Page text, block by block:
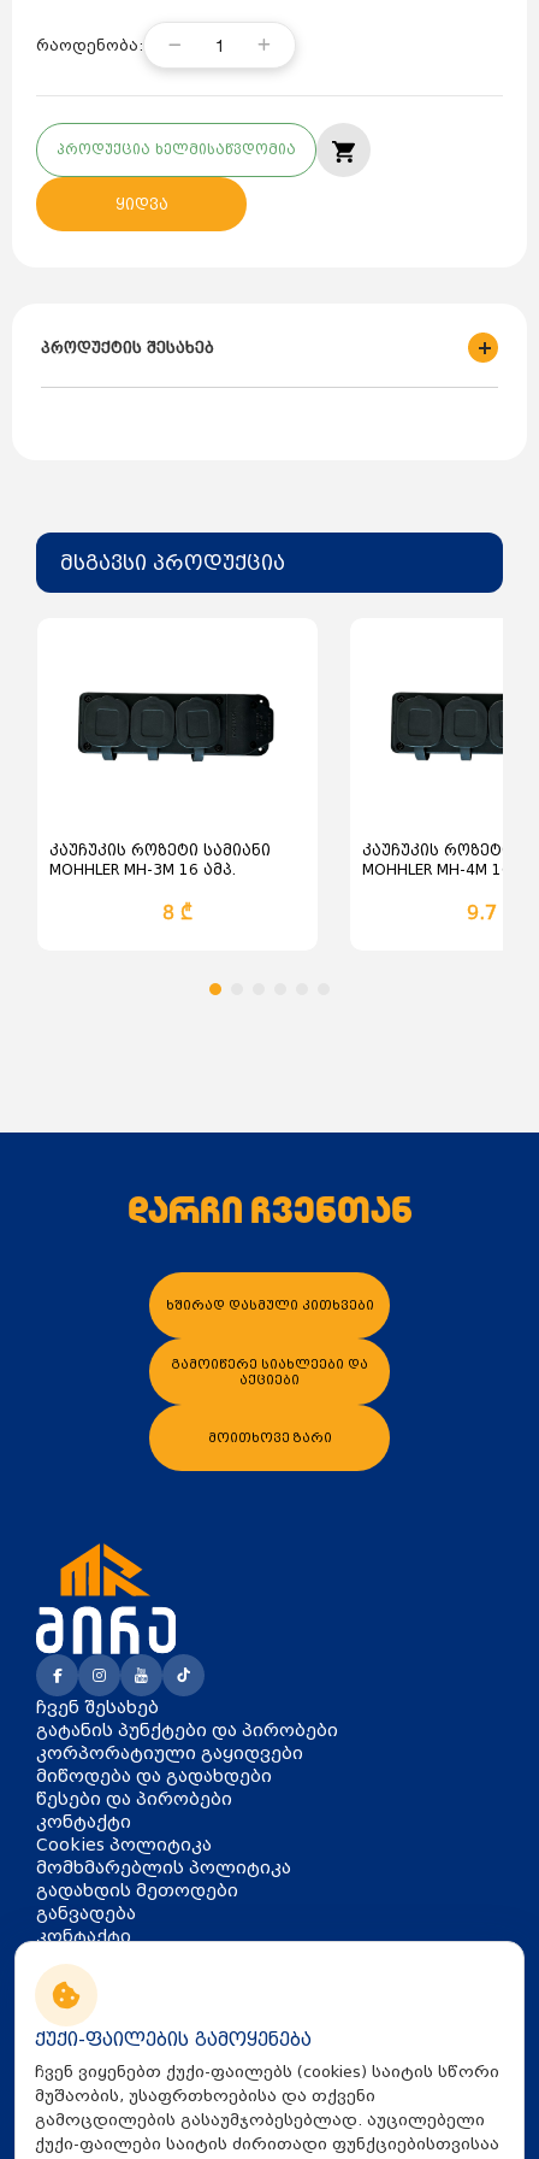
რაოდენობა: 1
პროდუქცია ხელმისაწვდომია
ყიდვა
პროდუქტის შესახებ
სამუშაო ძაბვა - 380-450 ვ.
დაცვის კლასი -IP44;
მსგავსი პროდუქცია
კაუჩუკის როზეტი სამიანი
MOHHLER MH-3M 16 ამპ.
8 ₾
კაუჩუკის როზეტი
MOHHLER MH-4M 16
9.7 ₾
დარჩი ჩვენთან
ხშირად დასმული კითხვები
გამოიწერე სიახლეები და
აქციები
მოითხოვე ზარი
კონტაქტი
თბილისი, აკაკი წერეთლის
გამზირი 126
info@mira.ge
032 235 60 01
ჩვენ შესახებ
გატანის პუნქტები და პირობები
კორპორატიული გაყიდვები
მიწოდება და გადახდები
წესები და პირობები
კონტაქტი
Cookies პოლიტიკა
მომხმარებლის პოლიტიკა
გადახდის მეთოდები
განვადება
ქუქი-ფაილების გამოყენება
ჩვენ ვიყენებთ ქუქი-ფაილებს (cookies) საიტის სწორი
მუშაობის, უსაფრთხოებისა და თქვენი
გამოცდილების გასაუმჯობესებლად. აუცილებელი
ქუქი-ფაილები საიტის ძირითადი ფუნქციებისთვისაა